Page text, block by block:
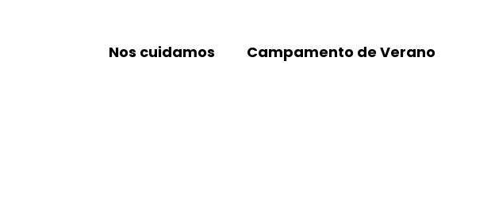
Nos cuidamos Campamento de Verano